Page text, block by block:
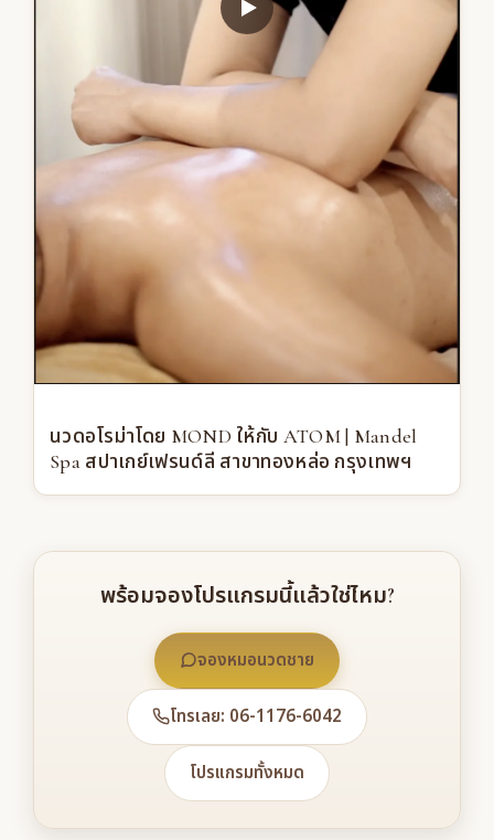
นวดอโรม่าโดย MOND ให้กับ ATOM | Mandel
Spa สปาเกย์เฟรนด์ลี สาขาทองหล่อ กรุงเทพฯ
พร้อมจองโปรแกรมนี้แล้วใช่ไหม?
จองหมอนวดชาย
โทรเลย: 06-1176-6042
โปรแกรมทั้งหมด